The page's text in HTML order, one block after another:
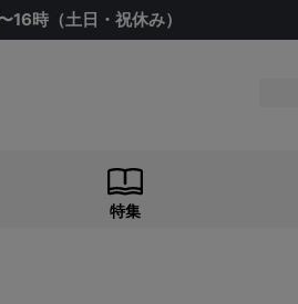
16時（土日・祝休み）
特集